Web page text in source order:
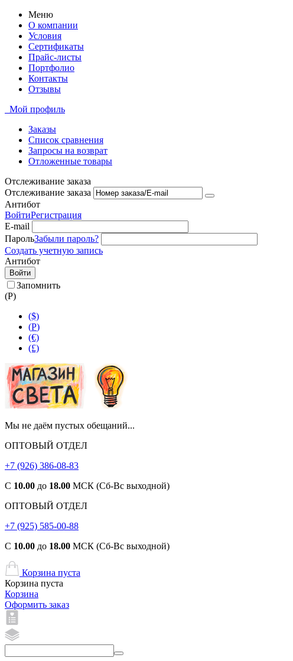
Меню
О компании
Условия
Сертификаты
Прайс-листы
Портфолио
Контакты
Отзывы
Мой профиль
Заказы
Список сравнения
Запросы на возврат
Отложенные товары
Отслеживание заказа
Отслеживание заказа
Антибот
ВойтиРегистрация
E-mail
ПарольЗабыли пароль?
Создать учетную запись
Антибот
Войти
Запомнить
(Р)
($)
(Р)
(€)
(£)
Мы не даём пустых обещаний...
ОПТОВЫЙ ОТДЕЛ
+7 (926) 386-08-83
С 10.00 до 18.00 МСК (Сб-Вс выходной)
ОПТОВЫЙ ОТДЕЛ
+7 (925) 585-00-88
С 10.00 до 18.00 МСК (Сб-Вс выходной)
Корзина пуста
Корзина пуста
Корзина
Оформить заказ